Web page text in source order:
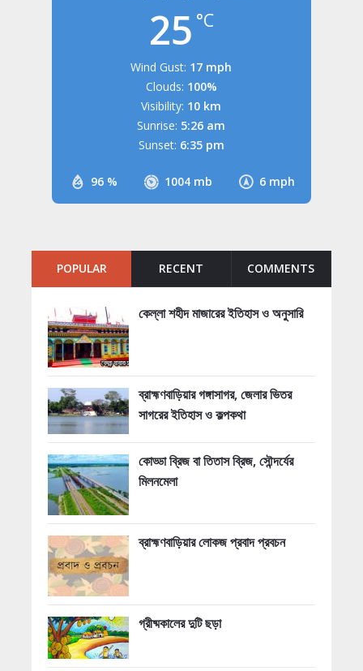
25 °C
96 % 1004 mb 6 mph
Wind Gust: 17 mph
Clouds: 100%
Visibility: 10 km
Sunrise: 5:26 am
Sunset: 6:35 pm
POPULAR RECENT COMMENTS
কেল্লা শহীদ মাজারের ইতিহাস ও অনুসারি
ব্রাহ্মণবাড়িয়ার গঙ্গাসাগর, জেলার ভিতর
সাগরের ইতিহাস ও কল্পকথা
কোড্ডা ব্রিজ বা তিতাস ব্রিজ, সৌন্দর্যের
মিলনমেলা
ব্রাহ্মণবাড়িয়ার লোকজ প্রবাদ প্রবচন
গ্রীষ্মকালের দুটি ছড়া